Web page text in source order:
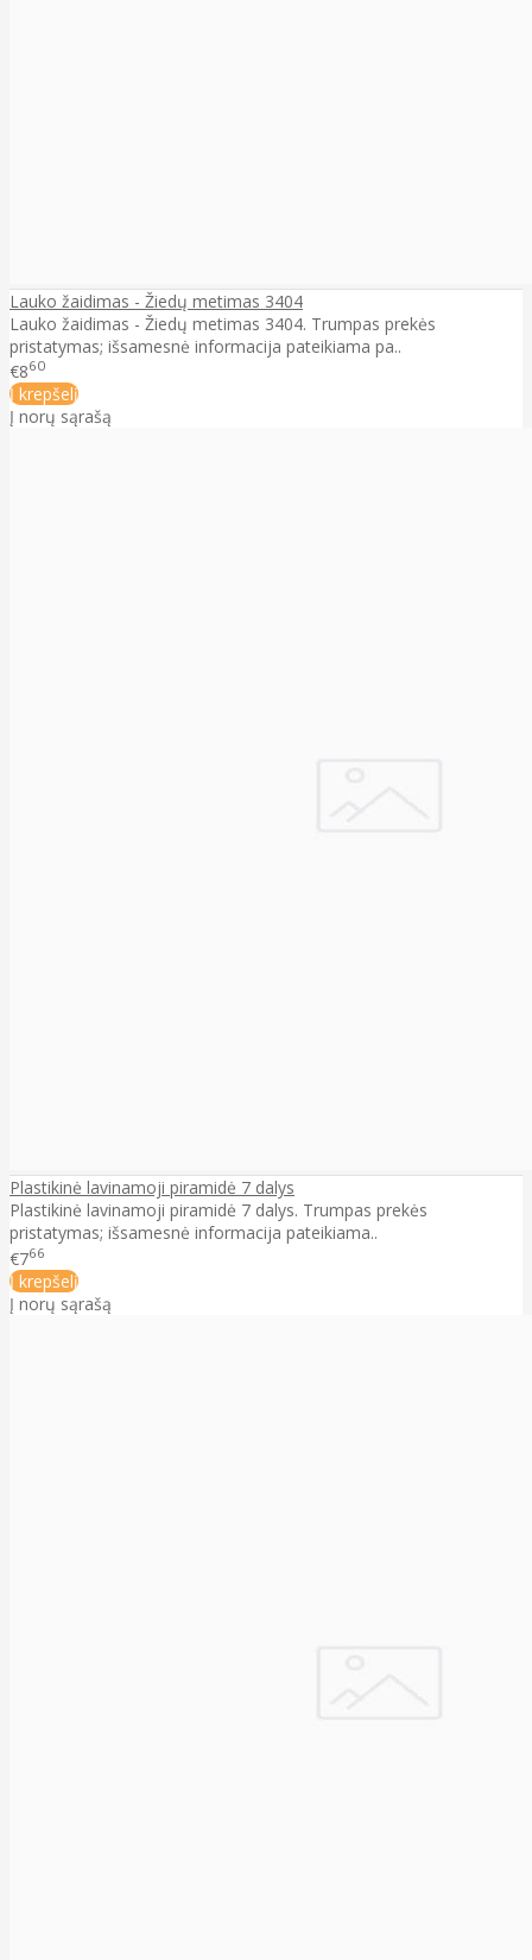
Lauko žaidimas - Žiedų metimas 3404
Lauko žaidimas - Žiedų metimas 3404. Trumpas prekės
pristatymas; išsamesnė informacija pateikiama pa..
€860
Į krepšelį
Į norų sąrašą
Plastikinė lavinamoji piramidė 7 dalys
Plastikinė lavinamoji piramidė 7 dalys. Trumpas prekės
pristatymas; išsamesnė informacija pateikiama..
€766
Į krepšelį
Į norų sąrašą